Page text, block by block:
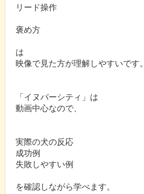
リード操作
褒め方
は
映像で見た方が理解しやすいです。
「イヌバーシティ」は
動画中心なので、
実際の犬の反応
成功例
失敗しやすい例
を確認しながら学べます。